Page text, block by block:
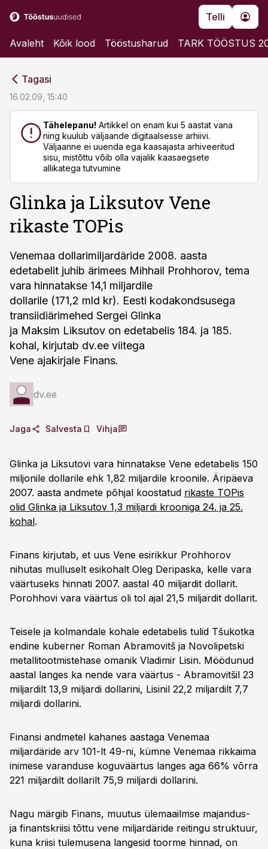
Telli
Avaleht Kõik lood Tööstusharud TARK TÖÖSTUS
Tagasi
16.02.09, 15:40
Tähelepanu! Artikkel on enam kui 5 aastat vana
ning kuulub väljaande digitaalsesse arhiivi.
Väljaanne ei uuenda ega kaasajasta arhiveeritud
sisu, mistõttu võib olla vajalik kaasaegsete
allikatega tutvumine
Glinka ja Liksutov Vene
rikaste TOPis
Venemaa dollarimiljardäride 2008. aasta
edetabelit juhib ärimees Mihhail Prohhorov, tema
vara hinnatakse 14,1 miljardile
dollarile (171,2 mld kr). Eesti kodakondsusega
transiidiärimehed Sergei Glinka
ja Maksim Liksutov on edetabelis 184. ja 185.
kohal, kirjutab dv.ee viitega
Vene ajakirjale Finans.
dv.ee
Jaga Salvesta Vihja
Glinka ja Liksutovi vara hinnatakse Vene edetabelis 150
miljonile dollarile ehk 1,82 miljardile kroonile. Äripäeva
2007. aasta andmete põhjal koostatud rikaste TOPis
olid Glinka ja Liksutov 1,3 miljardi krooniga 24. ja 25.
kohal.
Finans kirjutab, et uus Vene esirikkur Prohhorov
nihutas mulluselt esikohalt Oleg Deripaska, kelle vara
väärtuseks hinnati 2007. aastal 40 miljardit dollarit.
Porohhovi vara väärtus oli tol ajal 21,5 miljardit dollarit.
Teisele ja kolmandale kohale edetabelis tulid Tšukotka
endine kuberner Roman Abramovitš ja Novolipetski
metallitootmistehase omanik Vladimir Lisin. Möödunud
aastal langes ka nende vara väärtus - Abramovitšil 23
miljardilt 13,9 miljardi dollarini, Lisinil 22,2 miljardilt 7,7
miljardi dollarini.
Finansi andmetel kahanes aastaga Venemaa
miljardäride arv 101-lt 49-ni, kümne Venemaa rikkaima
inimese varanduse koguväärtus langes aga 66% võrra
221 miljardilt dollarilt 75,9 miljardi dollarini.
Nagu märgib Finans, muutus ülemaailmse majandus-
ja finantskriisi tõttu vene miljardäride reitingu struktuur,
kuna kriisi tulemusena langesid toorme hinnad, on